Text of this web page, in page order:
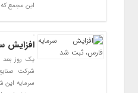
این مجمع که با
افزایش
یک روز بعد
شرکت
سرمایه